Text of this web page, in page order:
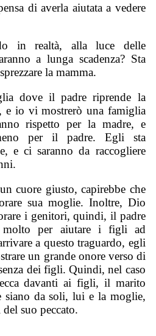
di averla aiutata a vedere
in realtà, alla luce delle
a lunga scadenza? Sta
la mamma.
dove il padre riprende la
io vi mostrerò una famiglia
rispetto per la madre, e
per il padre. Egli sta
e ci saranno da raccogliere
cuore giusto, capirebbe che
sua moglie. Inoltre, Dio
i genitori, quindi, il padre
molto per aiutare i figli ad
a questo traguardo, egli
un grande onore verso di
dei figli. Quindi, nel caso
davanti ai figli, il marito
siano da soli, lui e la moglie,
suo peccato.